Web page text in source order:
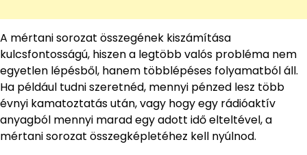
A mértani sorozat összegének kiszámítása
kulcsfontosságú, hiszen a legtöbb valós probléma nem
egyetlen lépésből, hanem többlépéses folyamatból áll.
Ha például tudni szeretnéd, mennyi pénzed lesz több
évnyi kamatoztatás után, vagy hogy egy rádióaktív
anyagból mennyi marad egy adott idő elteltével, a
mértani sorozat összegképletéhez kell nyúlnod.